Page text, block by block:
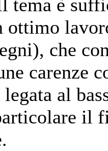
tema è
ottimo
che
carenze
al
il